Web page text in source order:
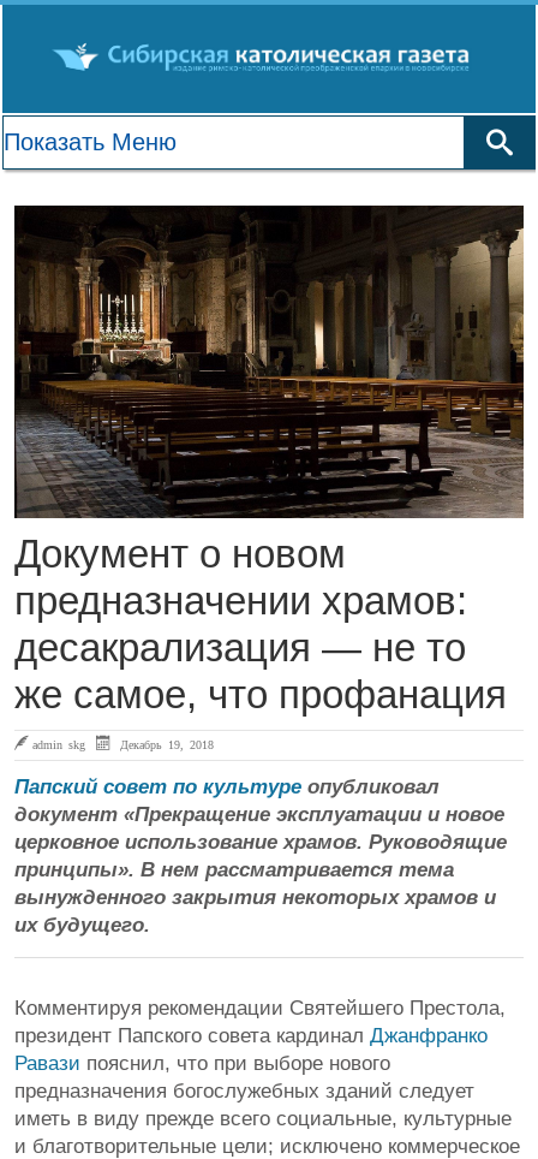
Документ о новом
предназначении храмов:
десакрализация — не то
же самое, что профанация
admin skg Декабрь 19, 2018
Папский совет по культуре опубликовал
документ «Прекращение эксплуатации и новое
церковное использование храмов. Руководящие
принципы». В нем рассматривается тема
вынужденного закрытия некоторых храмов и
их будущего.
Комментируя рекомендации Святейшего Престола,
президент Папского совета кардинал Джанфранко
Равази пояснил, что при выборе нового
предназначения богослужебных зданий следует
иметь в виду прежде всего социальные, культурные
и благотворительные цели; исключено коммерческое